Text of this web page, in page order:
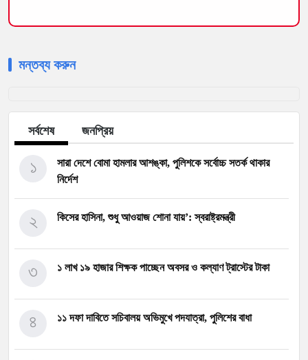
মন্তব্য করুন
সর্বশেষ জনপ্রিয়
সারা দেশে বোমা হামলার আশঙ্কা, পুলিশকে সর্বোচ্চ সতর্ক থাকার
নির্দেশ
১
কিসের হাসিনা, শুধু আওয়াজ শোনা যায়’: স্বরাষ্ট্রমন্ত্রী
২
১ লাখ ১৯ হাজার শিক্ষক পাচ্ছেন অবসর ও কল্যাণ ট্রাস্টের টাকা
৩
১১ দফা দাবিতে সচিবালয় অভিমুখে পদযাত্রা, পুলিশের বাধা
৪